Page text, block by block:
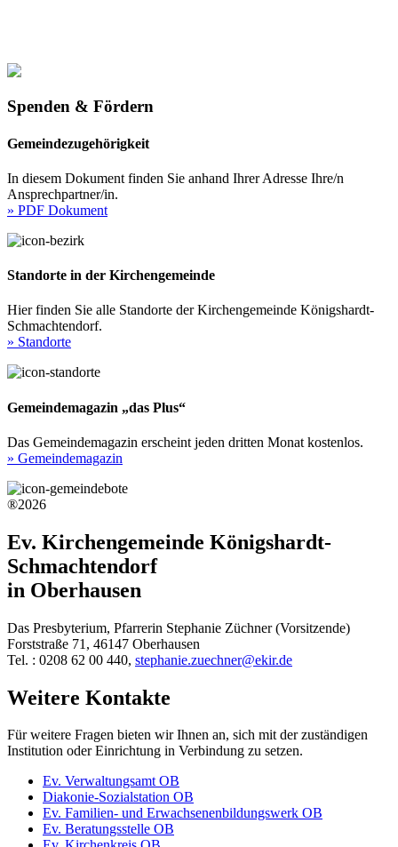
Spenden & Fördern
Gemeindezugehörigkeit
In diesem Dokument finden Sie anhand Ihrer Adresse Ihre/n
Ansprechpartner/in.
» PDF Dokument
Standorte in der Kirchengemeinde
Hier finden Sie alle Standorte der Kirchengemeinde Königshardt-
Schmachtendorf.
» Standorte
Gemeindemagazin „das Plus“
Das Gemeindemagazin erscheint jeden dritten Monat kostenlos.
» Gemeindemagazin
®2026
Ev. Kirchengemeinde Königshardt-
Schmachtendorf
in Oberhausen
Das Presbyterium, Pfarrerin Stephanie Züchner (Vorsitzende)
Forststraße 71, 46147 Oberhausen
Tel. : 0208 62 00 440, stephanie.zuechner@ekir.de
Weitere Kontakte
Für weitere Fragen bieten wir Ihnen an, sich mit der zuständigen
Institution oder Einrichtung in Verbindung zu setzen.
Ev. Verwaltungsamt OB
Diakonie-Sozialstation OB
Ev. Familien- und Erwachsenenbildungswerk OB
Ev. Beratungsstelle OB